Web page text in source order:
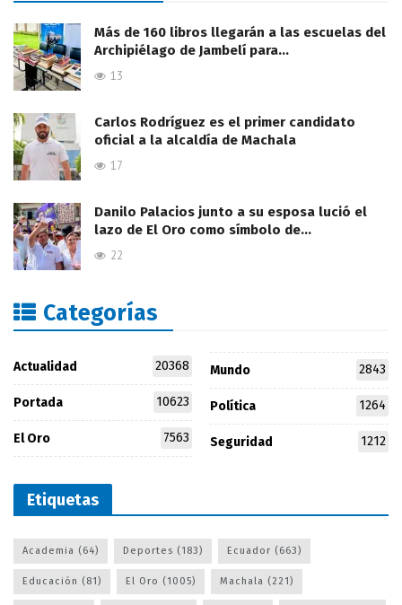
Más de 160 libros llegarán a las escuelas del
Archipiélago de Jambelí para…
13
Carlos Rodríguez es el primer candidato
oficial a la alcaldía de Machala
17
Danilo Palacios junto a su esposa lució el
lazo de El Oro como símbolo de…
22
Categorías
Actualidad 20368
Portada 10623
El Oro 7563
Mundo 2843
Política 1264
Seguridad 1212
Etiquetas
Academia (64) Deportes (183) Ecuador (663)
Educación (81) El Oro (1005) Machala (221)